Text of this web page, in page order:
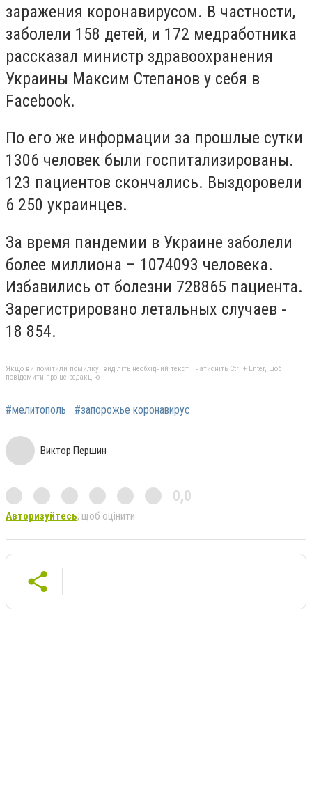
заражения коронавирусом. В частности,
заболели 158 детей, и 172 медработника
рассказал министр здравоохранения
Украины Максим Степанов у себя в
Facebook.
По его же информации за прошлые сутки
1306 человек были госпитализированы.
123 пациентов скончались. Выздоровели
6 250 украинцев.
За время пандемии в Украине заболели
более миллиона – 1074093 человека.
Избавились от болезни 728865 пациента.
Зарегистрировано летальных случаев -
18 854.
Якщо ви помітили помилку, виділіть необхідний текст і натисніть Ctrl + Enter, щоб
повідомити про це редакцію
#мелитополь #запорожье коронавирус
Виктор Першин
0,0
Авторизуйтесь, щоб оцінити